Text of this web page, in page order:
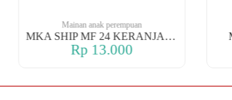
Mainan anak perempuan
MKA SHIP MF 24 KERANJANG
Rp 13.000